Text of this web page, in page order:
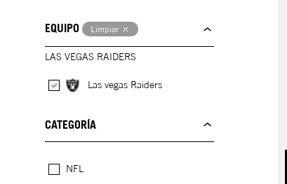
EQUIPO Limpiar
LAS VEGAS RAIDERS
Las vegas Raiders
CATEGORÍA
NFL